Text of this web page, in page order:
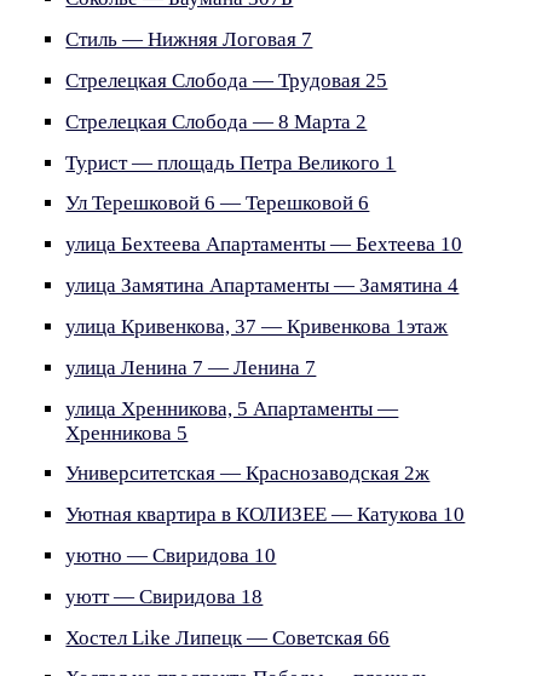
Стиль — Нижняя Логовая 7
Стрелецкая Слобода — Трудовая 25
Стрелецкая Слобода — 8 Марта 2
Турист — площадь Петра Великого 1
Ул Терешковой 6 — Терешковой 6
улица Бехтеева Апартаменты — Бехтеева 10
улица Замятина Апартаменты — Замятина 4
улица Кривенкова, 37 — Кривенкова 1этаж
улица Ленина 7 — Ленина 7
улица Хренникова, 5 Апартаменты —
Хренникова 5
Университетская — Краснозаводская 2ж
Уютная квартира в КОЛИЗЕЕ — Катукова 10
уютно — Свиридова 10
уютт — Свиридова 18
Хостел Like Липецк — Советская 66